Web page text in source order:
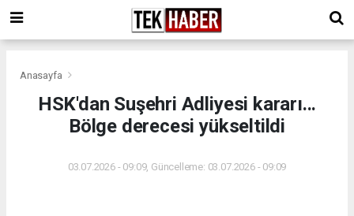
Anasayfa
HSK'dan Suşehri Adliyesi kararı...
Bölge derecesi yükseltildi
03.07.2026 - 09:09, Güncelleme: 03.07.2026 - 09:09